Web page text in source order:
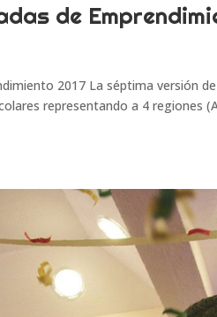
de
2017 La séptima versión
representando a 4 regiones